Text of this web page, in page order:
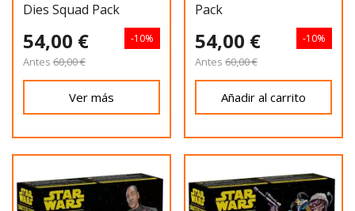
Dies Squad Pack
54,00 €
Antes 60,00 €
-10%
Ver más
Pack
54,00 €
Antes 60,00 €
-10%
Añadir al carrito